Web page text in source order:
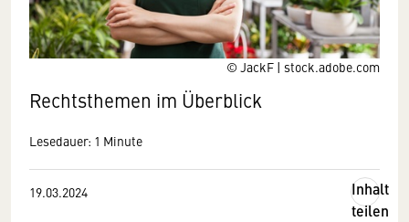
© JackF | stock.adobe.com
Rechtsthemen im Überblick
Lesedauer: 1 Minute
19.03.2024
Inhalt
teilen